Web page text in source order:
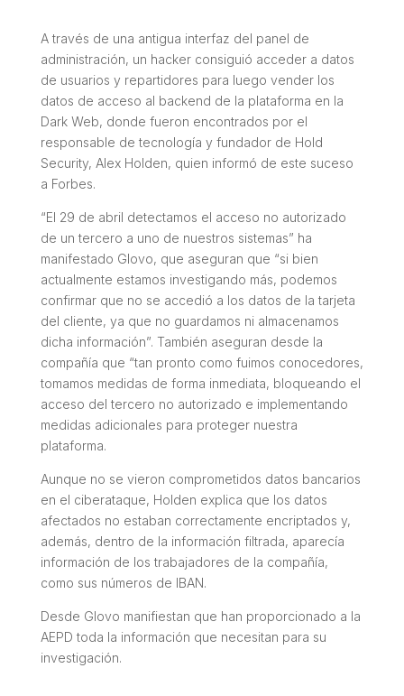
A través de una antigua interfaz del panel de
administración, un hacker consiguió acceder a datos
de usuarios y repartidores para luego vender los
datos de acceso al backend de la plataforma en la
Dark Web, donde fueron encontrados por el
responsable de tecnología y fundador de Hold
Security, Alex Holden, quien informó de este suceso
a Forbes.
“El 29 de abril detectamos el acceso no autorizado
de un tercero a uno de nuestros sistemas” ha
manifestado Glovo, que aseguran que “si bien
actualmente estamos investigando más, podemos
confirmar que no se accedió a los datos de la tarjeta
del cliente, ya que no guardamos ni almacenamos
dicha información”. También aseguran desde la
compañía que “tan pronto como fuimos conocedores,
tomamos medidas de forma inmediata, bloqueando el
acceso del tercero no autorizado e implementando
medidas adicionales para proteger nuestra
plataforma.
Aunque no se vieron comprometidos datos bancarios
en el ciberataque, Holden explica que los datos
afectados no estaban correctamente encriptados y,
además, dentro de la información filtrada, aparecía
información de los trabajadores de la compañía,
como sus números de IBAN.
Desde Glovo manifiestan que han proporcionado a la
AEPD toda la información que necesitan para su
investigación.